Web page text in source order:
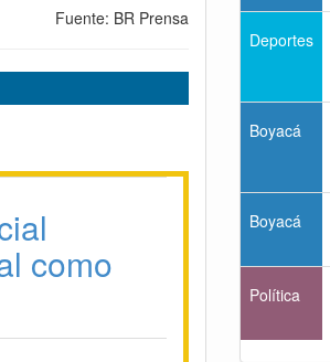
Fuente: BR Prensa
como
Deportes
Boyacá
Boyacá
Política